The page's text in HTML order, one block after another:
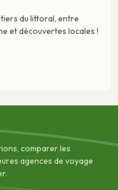
du littoral, entre
et découvertes locales !
comparer les
agences de voyage